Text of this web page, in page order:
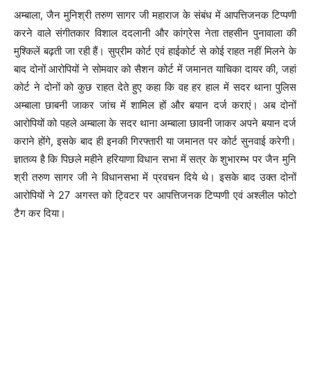
अम्बाला, जैन मुनिश्री तरुण सागर जी महाराज के संबंध में आपत्तिजनक टिप्पणी
करने वाले संगीतकार विशाल ददलानी और कांग्रेस नेता तहसीन पुनावाला की
मुश्किलें बढ़ती जा रही हैं। सुप्रीम कोर्ट एवं हाईकोर्ट से कोई राहत नहीं मिलने के
बाद दोनों आरोपियों ने सोमवार को सैशन कोर्ट में जमानत याचिका दायर की, जहां
कोर्ट ने दोनों को कुछ राहत देते हुए कहा कि वह हर हाल में सदर थाना पुलिस
अम्बाला छाबनी जाकर जांच में शामिल हों और बयान दर्ज कराएं। अब दोनों
आरोपियों को पहले अम्बाला के सदर थाना अम्बाला छावनी जाकर अपने बयान दर्ज
कराने होंगे, इसके बाद ही इनकी गिरफ्तारी या जमानत पर कोर्ट सुनवाई करेगी।
ज्ञातव्य है कि पिछले महीने हरियाणा विधान सभा में सत्र के शुभारम्भ पर जैन मुनि
श्री तरुण सागर जी ने विधानसभा में प्रवचन दिये थे। इसके बाद उक्त दोनों
आरोपियों ने 27 अगस्त को ट्विटर पर आपत्तिजनक टिप्पणी एवं अश्लील फोटो
टैग कर दिया।